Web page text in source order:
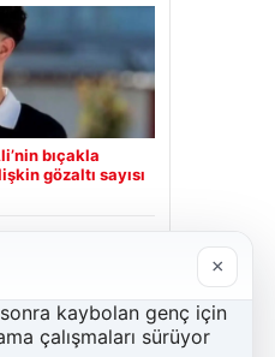
bıçakla
gözaltı sayısı
×